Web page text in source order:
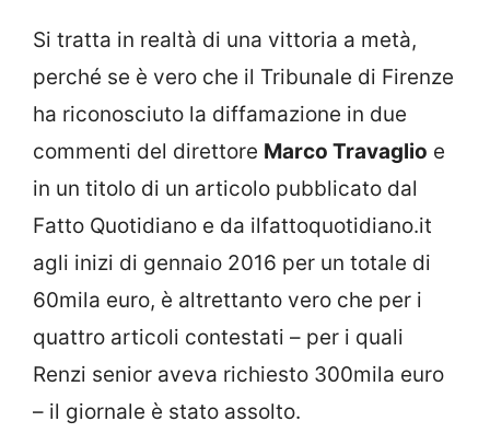
Si tratta in realtà di una vittoria a metà,
perché se è vero che il Tribunale di Firenze
ha riconosciuto la diffamazione in due
commenti del direttore Marco Travaglio e
in un titolo di un articolo pubblicato dal
Fatto Quotidiano e da ilfattoquotidiano.it
agli inizi di gennaio 2016 per un totale di
60mila euro, è altrettanto vero che per i
quattro articoli contestati – per i quali
Renzi senior aveva richiesto 300mila euro
– il giornale è stato assolto.